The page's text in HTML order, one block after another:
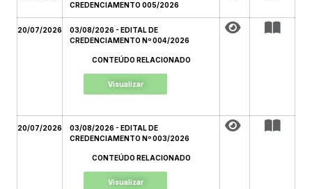
CREDENCIAMENTO 005/2026
20/07/2026
03/08/2026 - EDITAL DE
CREDENCIAMENTO Nº 004/2026
CONTEÚDO RELACIONADO
Visualizar
20/07/2026
03/08/2026 - EDITAL DE
CREDENCIAMENTO Nº 003/2026
CONTEÚDO RELACIONADO
Visualizar